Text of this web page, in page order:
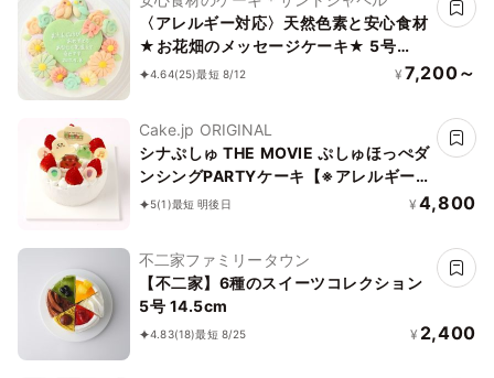
〈アレルギー対応〉天然色素と安心食材
★お花畑のメッセージケーキ★ 5号
15cm【卵乳除去可能】
4.64(25)最短 8/12 ¥ 7,200～
Cake.jp ORIGINAL
シナぷしゅ THE MOVIE ぷしゅほっぺダ
ンシングPARTYケーキ【※アレルギー
非対応：原材料の一部に、小麦・卵・乳
5(1)最短 明後日 ¥ 4,800
不二家ファミリータウン
【不二家】6種のスイーツコレクション
5号 14.5cm
4.83(18)最短 8/25 ¥ 2,400